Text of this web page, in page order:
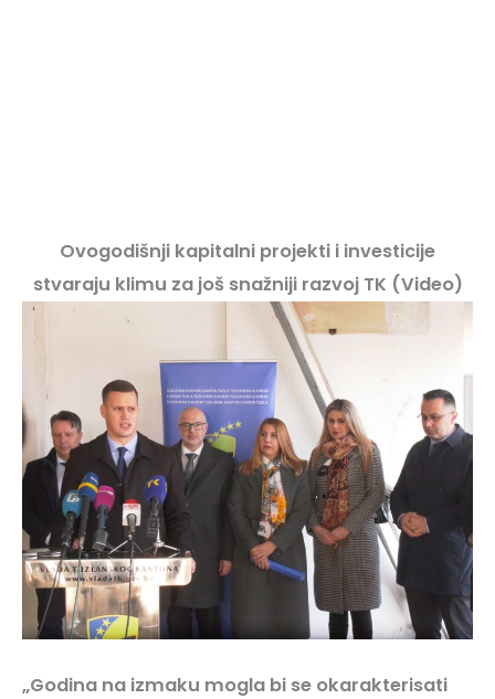
Ovogodišnji kapitalni projekti i investicije
stvaraju klimu za još snažniji razvoj TK (Video)
„Godina na izmaku mogla bi se okarakterisati